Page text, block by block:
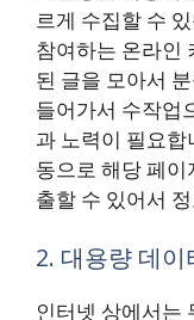
르게 수집할 수
참여하는 온라인
된 글을 모아서
들어가서 수작업
과 노력이 필요
동으로 해당 페
출할 수 있어서
2. 대용량 데
인터넷 상에서는